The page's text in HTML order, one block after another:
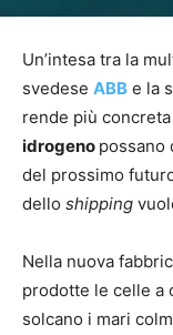
Un’intesa tra la
svedese ABB e la
rende più
idrogeno possano
del prossimo
dello shipping
Nella nuova
prodotte le celle a
solcano i mari